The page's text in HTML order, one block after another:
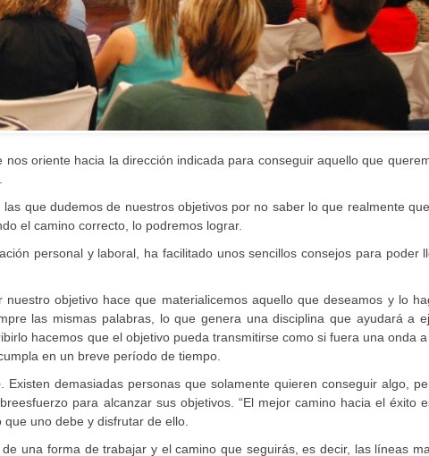
oriente hacia la dirección indicada para conseguir aquello que
que dudemos de nuestros objetivos por no saber lo que realmente
el camino correcto, lo podremos lograr.
personal y laboral, ha facilitado unos sencillos consejos para poder
nuestro objetivo hace que materialicemos aquello que deseamos y lo
las mismas palabras, lo que genera una disciplina que ayudará a
hacemos que el objetivo pueda transmitirse como si fuera una onda
en un breve período de tiempo.
. Existen demasiadas personas que solamente quieren conseguir algo,
para alcanzar sus objetivos. “El mejor camino hacia el éxito
uno debe y disfrutar de ello.
una forma de trabajar y el camino que seguirás, es decir, las líneas